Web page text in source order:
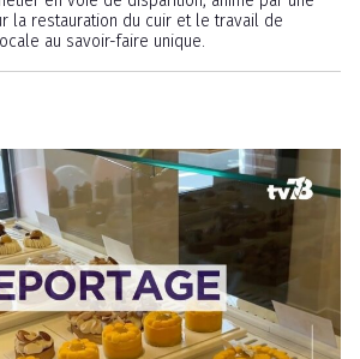
la restauration du cuir et le travail de
au savoir-faire unique.